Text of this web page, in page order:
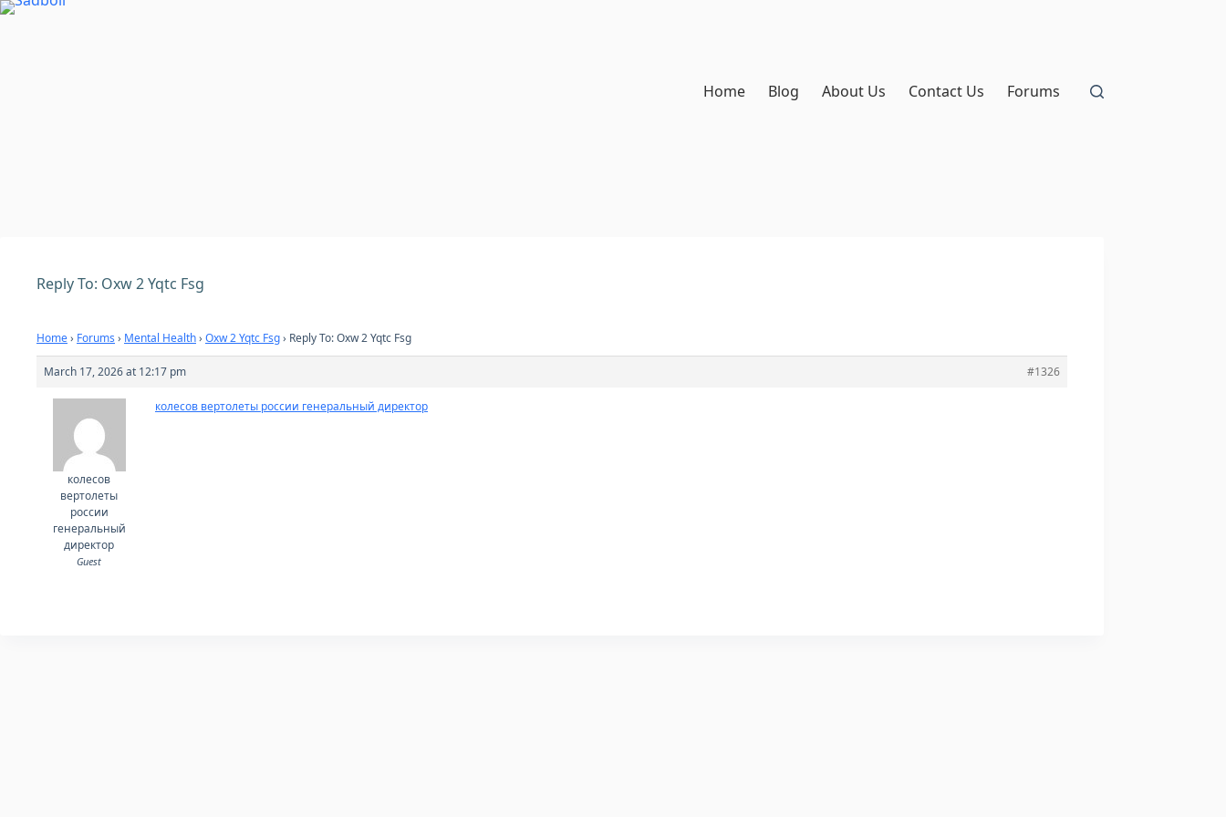
Skip
Home Blog About Us Contact Us Forums
Reply To: Oxw 2 Yqtc Fsg
Home› Forums › Mental Health› Oxw 2 Yqtc Fsg› Reply To: Oxw 2 Yqtc Fsg
March 17, 2026 at 12:17 pm #1326
колесов
вертолеты
россии
генеральный
директор
Guest
колесов вертолеты россии генеральный директор